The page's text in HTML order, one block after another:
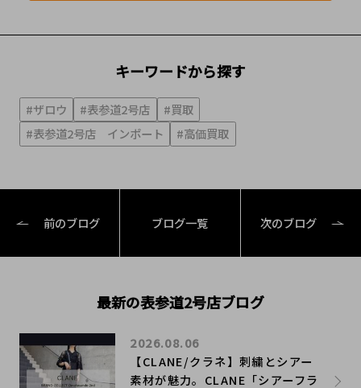
キーワードから探す
#ザロウ #表参道2号店
#買取
#表参道2号店 インポート
#高価買取
前のブログ ブログ一覧 次のブログ
最新の表参道2号店ブログ
【CLANE/クラネ】刺繍とシアー
素材が魅力。CLANE「シアーフラ
2026.08.06